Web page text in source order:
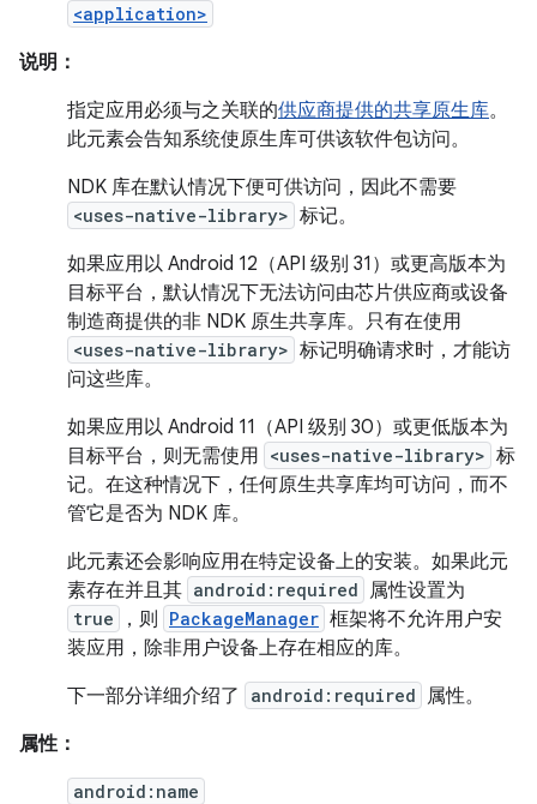
<application>
说明：
指定应用必须与之关联的供应商提供的共享原生库。
此元素会告知系统使原生库可供该软件包访问。
NDK 库在默认情况下便可供访问，因此不需要
<uses-native-library> 标记。
如果应用以 Android 12（API 级别 31）或更高版本为
目标平台，默认情况下无法访问由芯片供应商或设备
制造商提供的非 NDK 原生共享库。只有在使用
<uses-native-library> 标记明确请求时，才能访
问这些库。
如果应用以 Android 11（API 级别 30）或更低版本为
目标平台，则无需使用 <uses-native-library> 标
记。在这种情况下，任何原生共享库均可访问，而不
管它是否为 NDK 库。
此元素还会影响应用在特定设备上的安装。如果此元
素存在并且其 android:required 属性设置为
true ，则 PackageManager 框架将不允许用户安
装应用，除非用户设备上存在相应的库。
下一部分详细介绍了
android:required 属性。
属性：
android:name